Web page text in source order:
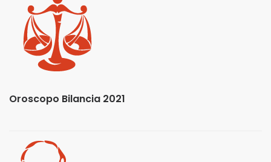
Oroscopo Bilancia 2021